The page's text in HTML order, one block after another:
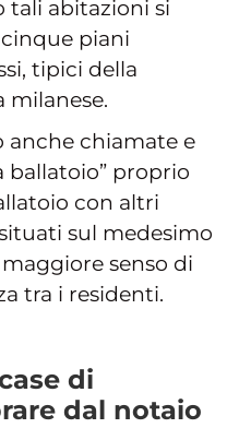
abitazioni si
piani
tipici della
anche chiamate e
ballatoio” proprio
con altri
sul medesimo
senso di
tra i residenti.
di
dal notaio